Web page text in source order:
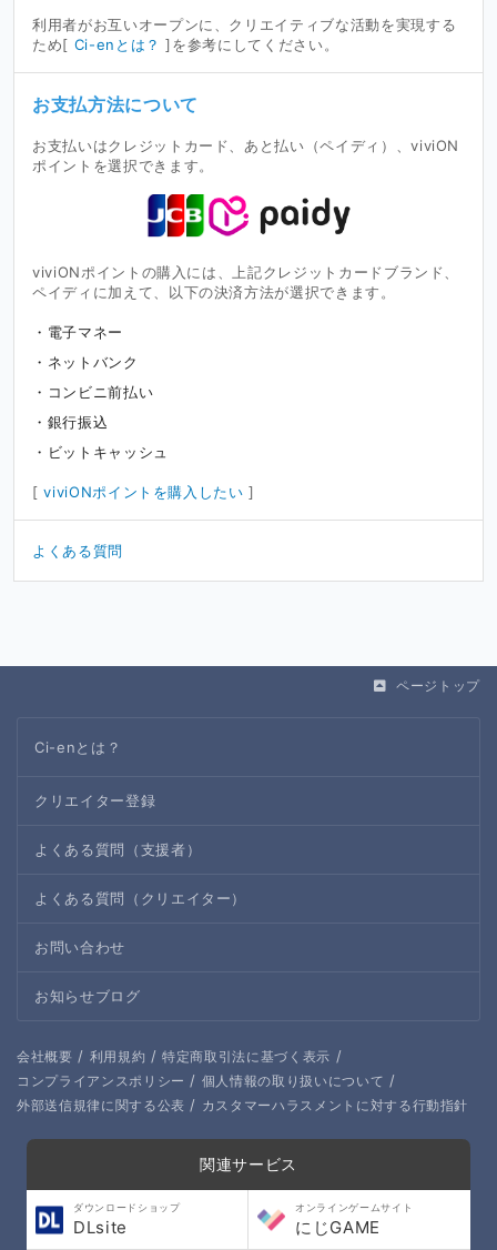
利用者がお互いオープンに、クリエイティブな活動を実現する
ため[ Ci-enとは？ ]を参考にしてください。
お支払方法について
お支払いはクレジットカード、あと払い（ペイディ）、viviON
ポイントを選択できます。
viviONポイントの購入には、上記クレジットカードブランド、
ペイディに加えて、以下の決済方法が選択できます。
電子マネー
ネットバンク
コンビニ前払い
銀行振込
ビットキャッシュ
[viviONポイントを購入したい ]
よくある質問
ページトップ
Ci-enとは？
クリエイター登録
よくある質問（支援者）
よくある質問（クリエイター）
お問い合わせ
お知らせブログ
会社概要 / 利用規約 / 特定商取引法に基づく表示 /
コンプライアンスポリシー / 個人情報の取り扱いについて /
外部送信規律に関する公表 / カスタマーハラスメントに対する行動指針
関連サービス
ダウンロードショップ
DLsite
オンラインゲームサイト
にじGAME